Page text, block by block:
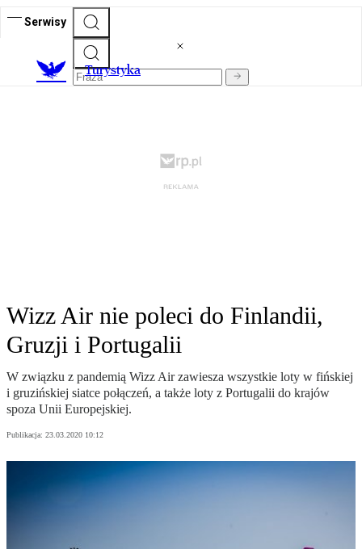
Serwisy
Turystyka
Wizz Air nie poleci do Finlandii,
Gruzji i Portugalii
W związku z pandemią Wizz Air zawiesza wszystkie loty w fińskiej
i gruzińskiej siatce połączeń, a także loty z Portugalii do krajów
spoza Unii Europejskiej.
Publikacja: 23.03.2020 10:12